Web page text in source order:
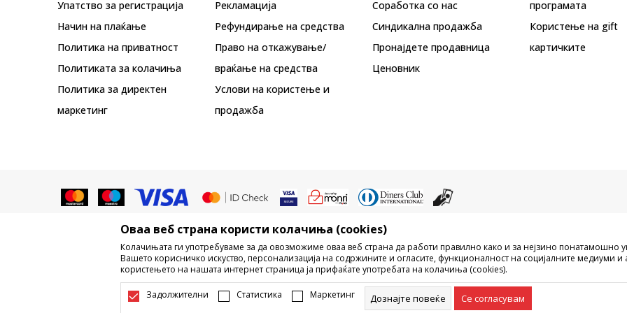
Упатство за регистрација
Начин на плаќање
Политика на приватност
Политиката за колачиња
Политика за директен
маркетинг
Рекламациja
Рефундирање на средства
Право на откажување/
враќање на средства
Услови на користење и
продажба
Соработка со нас
Синдикална продажба
Пронајдете продавница
Ценовник
програмата
Користење на gift
картичките
Не е дозволено превземање или користење на содржината од интернет страните на Sport Vision, делумно
трговски марки, комерцијални содржини, ниту истите да се отстапуваат на трети лица, јавно да се објавуваат
без писмена согласност од БДС.МК ДООЕЛ.
Настојуваме да бидеме што попрецизни во описот на производот, фотографијата и самата цена, но не
информации се комплетни и без грешка. Сите прикажани производи на сајтот се дел од нашата понуда, но
достапни во секој момент. Достапноста на производите може да ја проверите и на
Оваа веб страна користи колачиња (cookies)
Колачињата ги употребуваме за да овозможиме оваа веб страна да работи правилно како и за нејзино понатамошно
Вашето корисничко искуство, персонализација на содржините и огласите, функционалност на социјалните медиуми
користењето на нашата интернет страница ја прифаќате употребата на колачиња (cookies).
Задолжителни Статистика Маркетинг Дознајте повеќе Се согласувам